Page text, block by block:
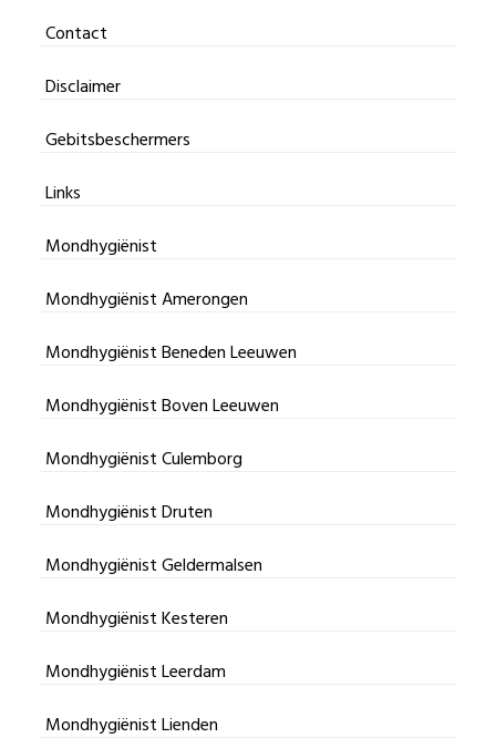
Privacy Policy
Contact
Disclaimer
Gebitsbeschermers
Links
Mondhygiënist
Mondhygiënist Amerongen
Mondhygiënist Beneden Leeuwen
Mondhygiënist Boven Leeuwen
Mondhygiënist Culemborg
Mondhygiënist Druten
Mondhygiënist Geldermalsen
Mondhygiënist Kesteren
Mondhygiënist Leerdam
Mondhygiënist Lienden